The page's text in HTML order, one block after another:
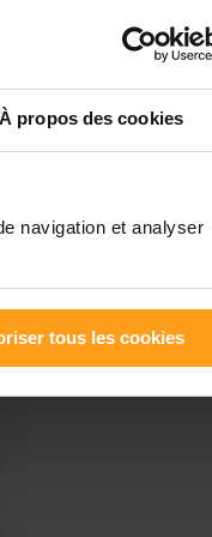
À propos des cookies
navigation et analyser
tous les cookies